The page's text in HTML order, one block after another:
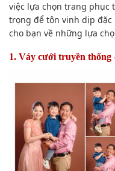
việc lựa chọn trang phục
trọng để tôn vinh dịp đặc
cho bạn về những lựa
1. Váy cưới truyền thống